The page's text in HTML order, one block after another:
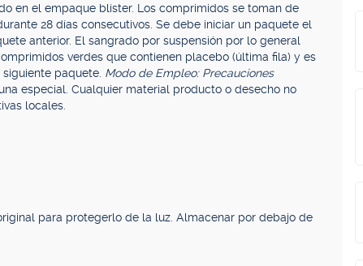
en el empaque blíster. Los comprimidos se toman de
28 días consecutivos. Se debe iniciar un paquete el
anterior. El sangrado por suspensión por lo general
verdes que contienen placebo (última fila) y es
paquete. Modo de Empleo: Precauciones
especial. Cualquier material producto o desecho no
locales.
para protegerlo de la luz. Almacenar por debajo de